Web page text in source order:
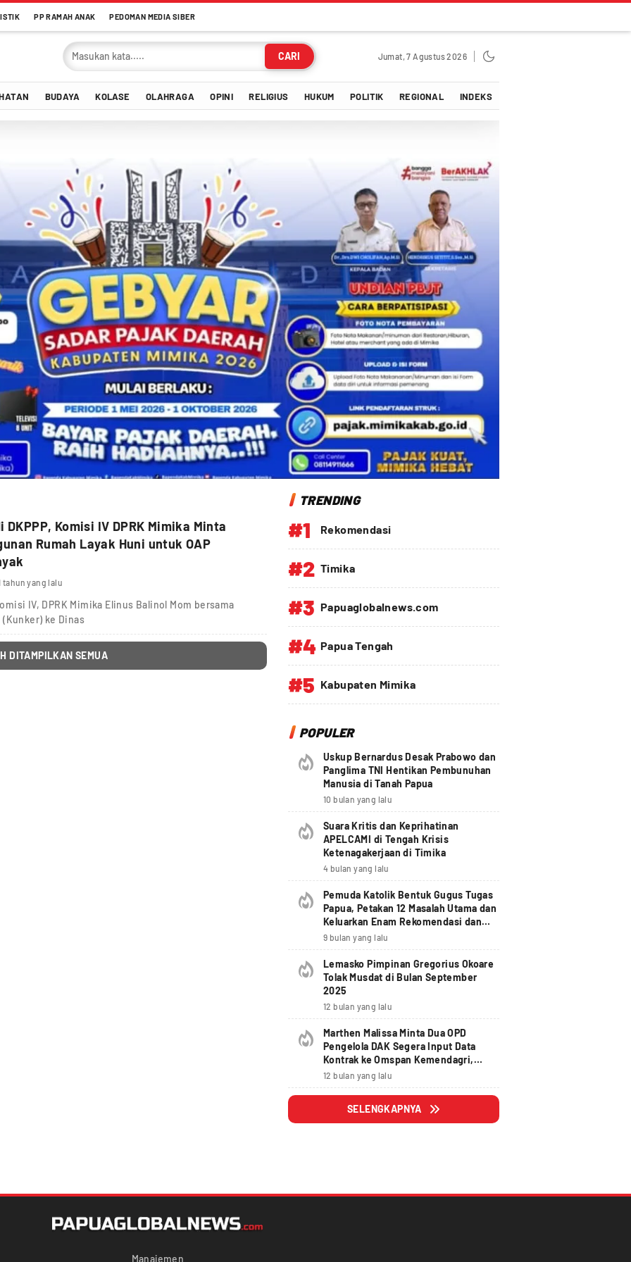
PP RAMAH ANAK PEDOMAN MEDIA SIBER
CARI Jumat, 7 Agustus 2026
BUDAYA KOLASE OLAHRAGA OPINI RELIGIUS HUKUM POLITIK REGIONAL INDEKS
DKPPP, Komisi IV DPRK Mimika Minta
Rumah Layak Huni untuk OAP
tahun yang lalu
IV, DPRK Mimika Elinus Balinol Mom bersama
ke Dinas
DITAMPILKAN SEMUA
TRENDING
#1 Rekomendasi
#2 Timika
#3 Papuaglobalnews.com
#4 Papua Tengah
#5 Kabupaten Mimika
POPULER
Uskup Bernardus Desak Prabowo dan
Panglima TNI Hentikan Pembunuhan
Manusia di Tanah Papua
10 bulan yang lalu
Suara Kritis dan Keprihatinan
APELCAMI di Tengah Krisis
Ketenagakerjaan di Timika
4 bulan yang lalu
Pemuda Katolik Bentuk Gugus Tugas
Papua, Petakan 12 Masalah Utama dan
Keluarkan Enam Rekomendasi dan
Seruan Moral Nasional
9 bulan yang lalu
Lemasko Pimpinan Gregorius Okoare
Tolak Musdat di Bulan September
2025
12 bulan yang lalu
Marthen Malissa Minta Dua OPD
Pengelola DAK Segera Input Data
Kontrak ke Omspan Kemendagri,
Lewat Tanggal 29 Agustus 2025
Hangus
12 bulan yang lalu
SELENGKAPNYA
Manajemen